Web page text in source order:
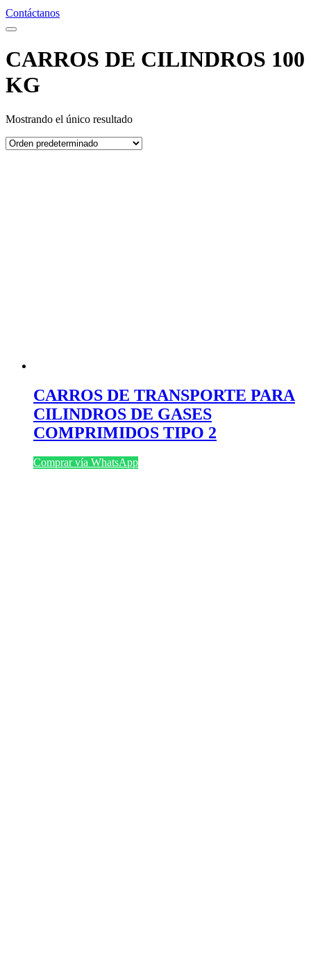
Contáctanos
CARROS DE CILINDROS 100
KG
Mostrando el único resultado
CARROS DE TRANSPORTE PARA
CILINDROS DE GASES
COMPRIMIDOS TIPO 2
Comprar vía WhatsApp